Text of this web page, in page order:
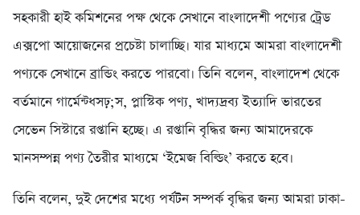
সহকারী হাই কমিশনের পক্ষ থেকে সেখানে বাংলাদেশী পণ্যের ট্রেড
এক্সপো আয়োজনের প্রচেষ্টা চালাচ্ছি। যার মাধ্যমে আমরা বাংলাদেশী
পণ্যকে সেখানে ব্রান্ডিং করতে পারবো। তিনি বলেন, বাংলাদেশ থেকে
বর্তমানে গার্মেন্ট্ধসঢ়;স, প্লাস্টিক পণ্য, খাদ্যদ্রব্য ইত্যাদি ভারতের
সেভেন সিস্টারে রপ্তানি হচ্ছে। এ রপ্তানি বৃদ্ধির জন্য আমাদেরকে
মানসম্পন্ন পণ্য তৈরীর মাধ্যমে ‘ইমেজ বিল্ডিং’ করতে হবে।
তিনি বলেন, দুই দেশের মধ্যে পর্যটন সম্পর্ক বৃদ্ধির জন্য আমরা ঢাকা-